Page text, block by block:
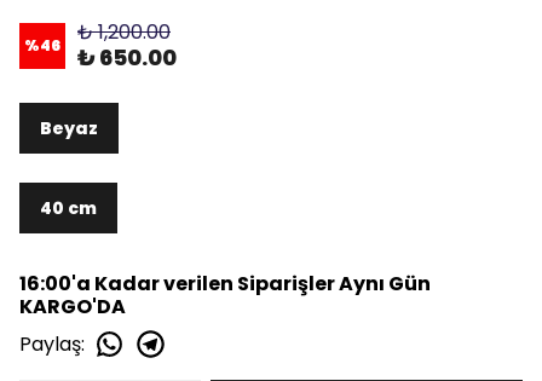
%46 ₺ 1,200.00
₺ 650.00
Beyaz
40 cm
16:00'a Kadar verilen Siparişler Aynı Gün
KARGO'DA
Paylaş: